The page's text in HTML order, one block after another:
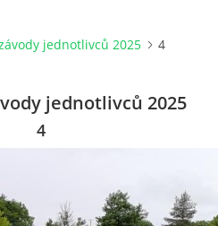
jednotlivců 2025 4
jednotlivců 2025
4